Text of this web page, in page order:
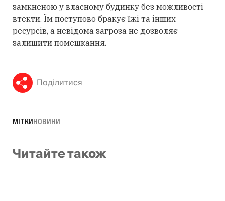
замкненою у власному будинку без можливості
втекти. Їм поступово бракує їжі та інших
ресурсів, а невідома загроза не дозволяє
залишити помешкання.
Поділитися
МІТКИНОВИНИ
Читайте також